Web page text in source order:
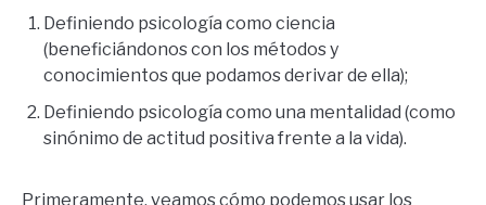
Definiendo psicología como ciencia
(beneficiándonos con los métodos y
conocimientos que podamos derivar de ella);
Definiendo psicología como una mentalidad (como
sinónimo de actitud positiva frente a la vida).
Primeramente, veamos cómo podemos usar los